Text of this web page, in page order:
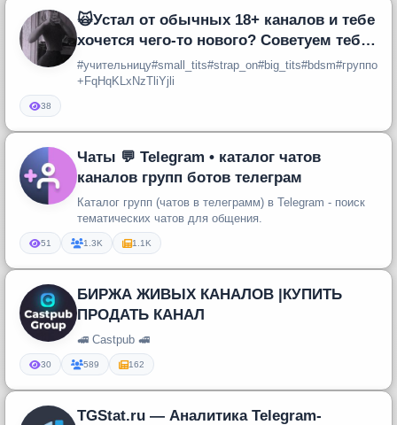
🙀Устал от обычных 18+ каналов и тебе
хочется чего-то нового? Советуем тебе
переместится в наш телегр
+FqHqKLxNzTliYjli
38
Чаты 💬 Telegram • каталог чатов
каналов групп ботов телеграм
Каталог групп (чатов в телеграмм) в Telegram - поиск
тематических чатов для общения.
51 1.3K 1.1K
БИРЖА ЖИВЫХ КАНАЛОВ |КУПИТЬ
ПРОДАТЬ КАНАЛ
🚅 Castpub 🚅
30 589 162
TGStat.ru — Аналитика Telegram-